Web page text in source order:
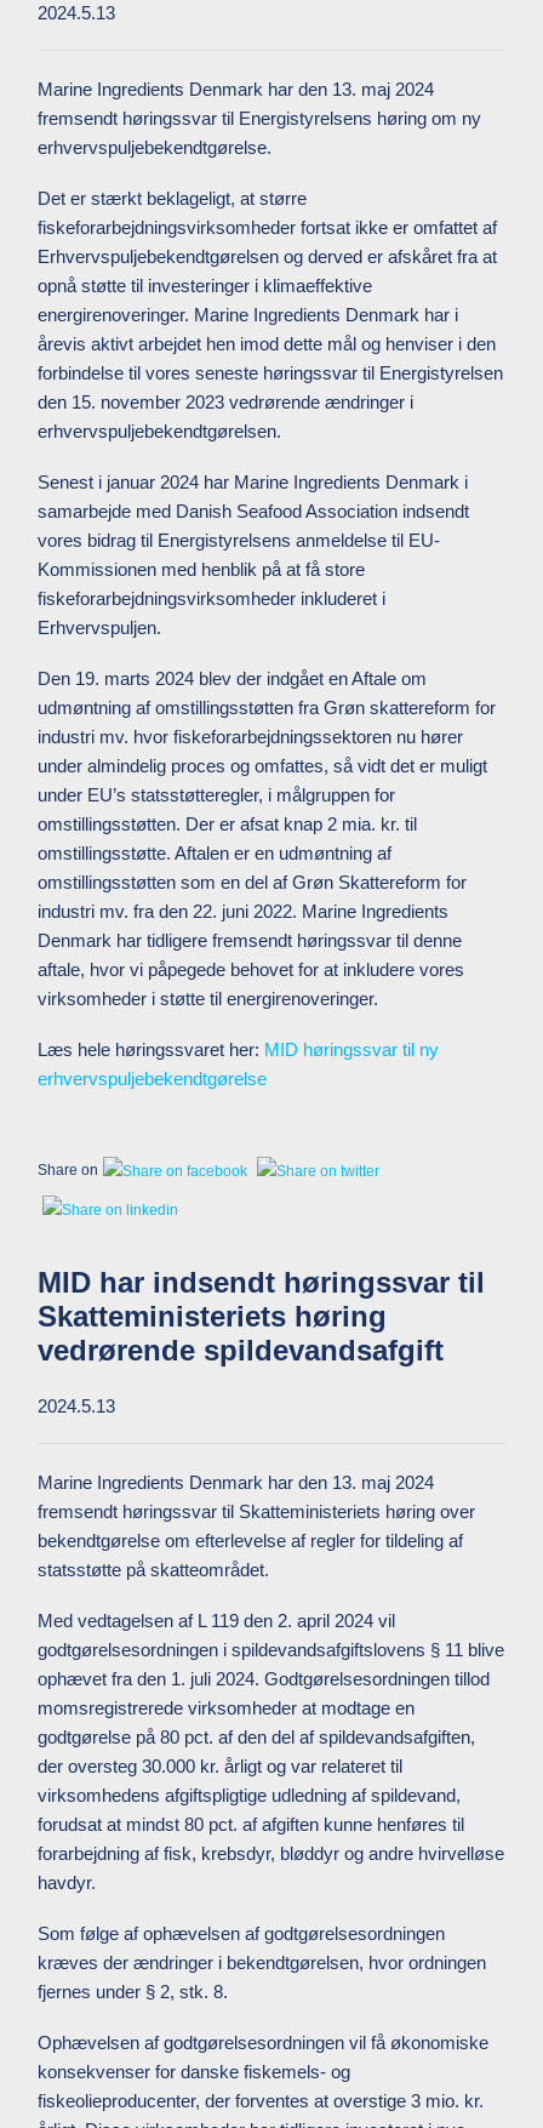
2024.5.13
Marine Ingredients Denmark har den 13. maj 2024
fremsendt høringssvar til Energistyrelsens høring om ny
erhvervspuljebekendtgørelse.
Det er stærkt beklageligt, at større
fiskeforarbejdningsvirksomheder fortsat ikke er omfattet af
Erhvervspuljebekendtgørelsen og derved er afskåret fra at
opnå støtte til investeringer i klimaeffektive
energirenoveringer. Marine Ingredients Denmark har i
årevis aktivt arbejdet hen imod dette mål og henviser i den
forbindelse til vores seneste høringssvar til Energistyrelsen
den 15. november 2023 vedrørende ændringer i
erhvervspuljebekendtgørelsen.
Senest i januar 2024 har Marine Ingredients Denmark i
samarbejde med Danish Seafood Association indsendt
vores bidrag til Energistyrelsens anmeldelse til EU-
Kommissionen med henblik på at få store
fiskeforarbejdningsvirksomheder inkluderet i
Erhvervspuljen.
Den 19. marts 2024 blev der indgået en Aftale om
udmøntning af omstillingsstøtten fra Grøn skattereform for
industri mv. hvor fiskeforarbejdningssektoren nu hører
under almindelig proces og omfattes, så vidt det er muligt
under EU’s statsstøtteregler, i målgruppen for
omstillingsstøtten. Der er afsat knap 2 mia. kr. til
omstillingsstøtte. Aftalen er en udmøntning af
omstillingsstøtten som en del af Grøn Skattereform for
industri mv. fra den 22. juni 2022. Marine Ingredients
Denmark har tidligere fremsendt høringssvar til denne
aftale, hvor vi påpegede behovet for at inkludere vores
virksomheder i støtte til energirenoveringer.
Læs hele høringssvaret her: MID høringssvar til ny
erhvervspuljebekendtgørelse
Share on
MID har indsendt høringssvar til
Skatteministeriets høring
vedrørende spildevandsafgift
2024.5.13
Marine Ingredients Denmark har den 13. maj 2024
fremsendt høringssvar til Skatteministeriets høring over
bekendtgørelse om efterlevelse af regler for tildeling af
statsstøtte på skatteområdet.
Med vedtagelsen af L 119 den 2. april 2024 vil
godtgørelsesordningen i spildevandsafgiftslovens § 11 blive
ophævet fra den 1. juli 2024. Godtgørelsesordningen tillod
momsregistrerede virksomheder at modtage en
godtgørelse på 80 pct. af den del af spildevandsafgiften,
der oversteg 30.000 kr. årligt og var relateret til
virksomhedens afgiftspligtige udledning af spildevand,
forudsat at mindst 80 pct. af afgiften kunne henføres til
forarbejdning af fisk, krebsdyr, bløddyr og andre hvirvelløse
havdyr.
Som følge af ophævelsen af godtgørelsesordningen
kræves der ændringer i bekendtgørelsen, hvor ordningen
fjernes under § 2, stk. 8.
Ophævelsen af godtgørelsesordningen vil få økonomiske
konsekvenser for danske fiskemels- og
fiskeolieproducenter, der forventes at overstige 3 mio. kr.